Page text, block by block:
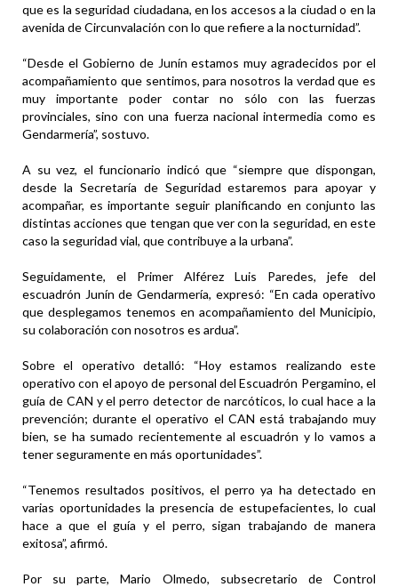
que es la seguridad ciudadana, en los accesos a la ciudad o en la
avenida de Circunvalación con lo que refiere a la nocturnidad”.
“Desde el Gobierno de Junín estamos muy agradecidos por el
acompañamiento que sentimos, para nosotros la verdad que es
muy importante poder contar no sólo con las fuerzas
provinciales, sino con una fuerza nacional intermedia como es
Gendarmería”, sostuvo.
A su vez, el funcionario indicó que “siempre que dispongan,
desde la Secretaría de Seguridad estaremos para apoyar y
acompañar, es importante seguir planificando en conjunto las
distintas acciones que tengan que ver con la seguridad, en este
caso la seguridad vial, que contribuye a la urbana”.
Seguidamente, el Primer Alférez Luis Paredes, jefe del
escuadrón Junín de Gendarmería, expresó: “En cada operativo
que desplegamos tenemos en acompañamiento del Municipio,
su colaboración con nosotros es ardua”.
Sobre el operativo detalló: “Hoy estamos realizando este
operativo con el apoyo de personal del Escuadrón Pergamino, el
guía de CAN y el perro detector de narcóticos, lo cual hace a la
prevención; durante el operativo el CAN está trabajando muy
bien, se ha sumado recientemente al escuadrón y lo vamos a
tener seguramente en más oportunidades”.
“Tenemos resultados positivos, el perro ya ha detectado en
varias oportunidades la presencia de estupefacientes, lo cual
hace a que el guía y el perro, sigan trabajando de manera
exitosa”, afirmó.
Por su parte, Mario Olmedo, subsecretario de Control